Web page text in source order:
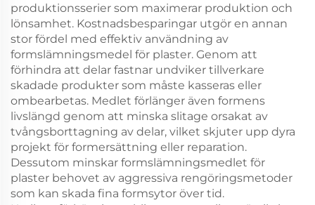
produktionsserier som maximerar produktion och
lönsamhet. Kostnadsbesparingar utgör en annan
stor fördel med effektiv användning av
formslämningsmedel för plaster. Genom att
förhindra att delar fastnar undviker tillverkare
skadade produkter som måste kasseras eller
ombearbetas. Medlet förlänger även formens
livslängd genom att minska slitage orsakat av
tvångsborttagning av delar, vilket skjuter upp dyra
projekt för formersättning eller reparation.
Dessutom minskar formslämningsmedlet för
plaster behovet av aggressiva rengöringsmetoder
som kan skada fina formsytor över tid.